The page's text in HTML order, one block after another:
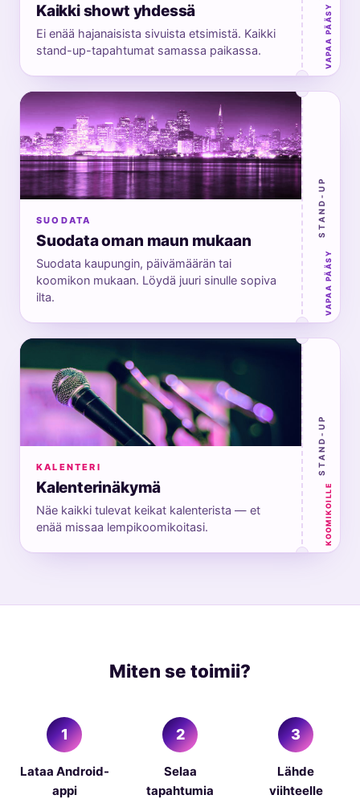
Kaikki showt yhdessä
Ei enää hajanaisista sivuista etsimistä. Kaikki
stand-up-tapahtumat samassa paikassa.
VAPAA PÄÄSY
SUODATA
Suodata oman maun mukaan
Suodata kaupungin, päivämäärän tai
koomikon mukaan. Löydä juuri sinulle sopiva
ilta.
STAND-UP
VAPAA PÄÄSY
KALENTERI
Kalenterinäkymä
Näe kaikki tulevat keikat kalenterista — et
enää missaa lempikoomikoitasi.
STAND-UP
KOOMIKOILLE
Miten se toimii?
1
Lataa Android-
appi
2
Selaa
tapahtumia
3
Lähde
viihteelle